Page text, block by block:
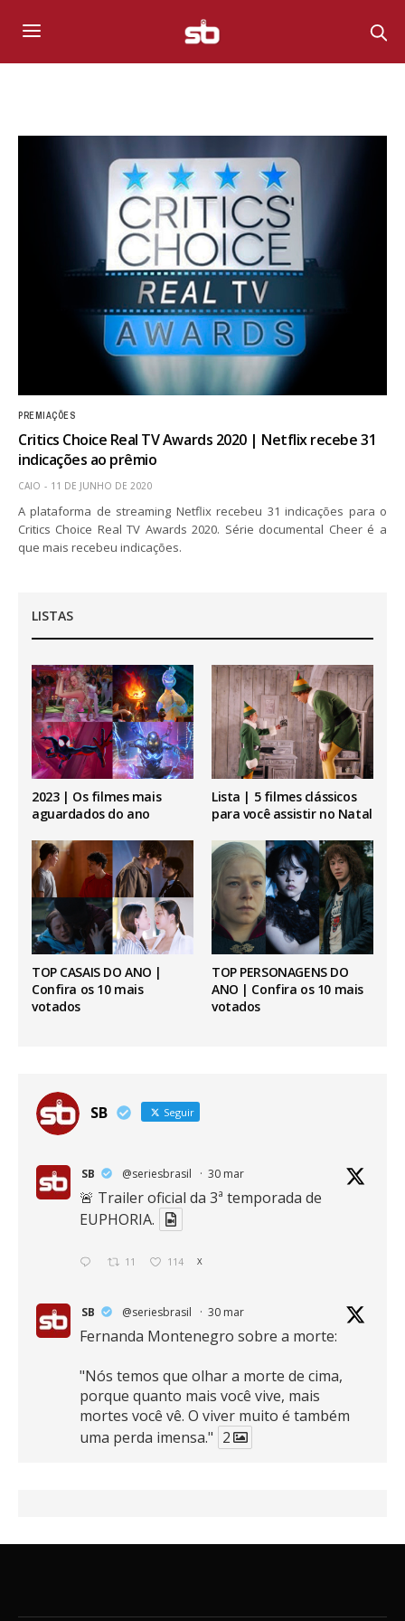
PREMIAÇÕES
Critics Choice Real TV Awards 2020 | Netflix recebe 31
indicações ao prêmio
CAIO 11 DE JUNHO DE 2020
A plataforma de streaming Netflix recebeu 31 indicações para o
Critics Choice Real TV Awards 2020. Série documental Cheer é a
que mais recebeu indicações.
LISTAS
2023 | Os filmes mais
aguardados do ano
Lista | 5 filmes clássicos
para você assistir no Natal
TOP CASAIS DO ANO |
Confira os 10 mais
votados
TOP PERSONAGENS DO
ANO | Confira os 10 mais
votados
SB Seguir
SB @seriesbrasil · 30 mar
🚨 Trailer oficial da 3ª temporada de
EUPHORIA.
11 114 X
SB @seriesbrasil · 30 mar
Fernanda Montenegro sobre a morte:
"Nós temos que olhar a morte de cima,
porque quanto mais você vive, mais
mortes você vê. O viver muito é também
uma perda imensa." 2
16 389 X